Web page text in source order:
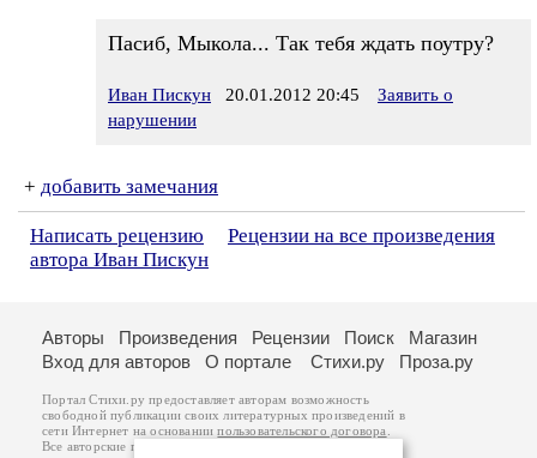
Пасиб, Мыкола... Так тебя ждать поутру?
Иван Пискун 20.01.2012 20:45
Заявить о
нарушении
+ добавить замечания
Написать рецензию
Рецензии на все произведения
автора Иван Пискун
Авторы Произведения Рецензии Поиск
Магазин
Вход для авторов
О портале Стихи.ру Проза.ру
Портал Стихи.ру предоставляет авторам возможность
свободной публикации своих литературных произведений в
сети Интернет на основаниипользовательского договора
Все авторские права на произведения принадлежат авторам